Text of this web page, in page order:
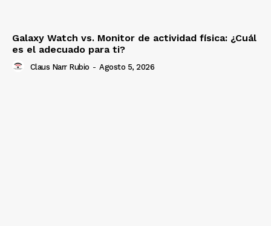
Galaxy Watch vs. Monitor de actividad física: ¿Cuál
es el adecuado para ti?
Claus Narr Rubio - Agosto 5, 2026